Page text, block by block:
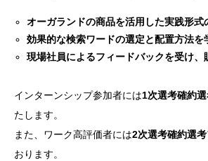
オーガランドの商品を活用した実践形式
効果的な検索ワードの選定と配置方法を
現場社員によるフィードバックを受け、
インターンシップ参加者には1次選考確約
たします。
また、ワーク高評価者には2次選考確約選
おります。
STEP 1. 参加申し込み
STEP 2. イベント詳細の確認
■ お問い合わせ